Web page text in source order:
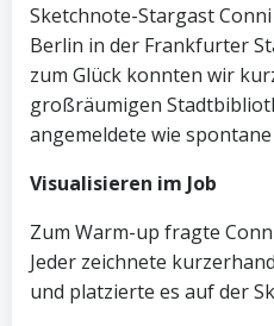
Sketchnote-Stargast
Berlin in der Frankfurter
zum Glück konnten wir
großräumigen
angemeldete wie
Visualisieren im Job
Zum Warm-up fragte
Jeder zeichnete
und platzierte es auf der